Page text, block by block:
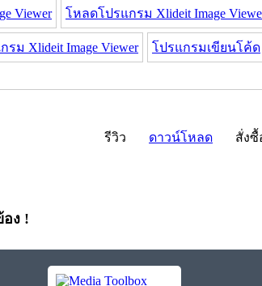
Viewer โหลดโปรแกรม Xlideit Image
ม Xlideit Image Viewer โปรแกรมเขียนโค้ด
รีวิว ดาวน์โหลด สั่งซื้
ง !